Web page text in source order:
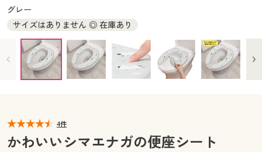
大きいサイズ 事務・制服
カタログ・チラシからのご注文
デジタルカタログ
カタログ無料プレゼント
マイページ
カタログ無料プレゼント
会員メニュー
閲覧履歴
グレー
サイズはありません ◎ 在庫あり
4件
かわいいシマエナガの便座シート